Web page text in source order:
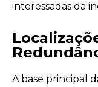
interessadas da
A base principal